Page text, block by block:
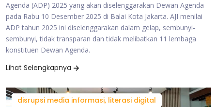
Agenda (ADP) 2025 yang akan diselenggarakan Dewan Agenda
pada Rabu 10 Desember 2025 di Balai Kota Jakarta. AJI menilai
ADP tahun 2025 ini diselenggarakan dalam gelap, sembunyi-
sembunyi, tidak transparan dan tidak melibatkan 11 lembaga
konstituen Dewan Agenda.
Lihat Selengkapnya
disrupsi media informasi, literasi digital